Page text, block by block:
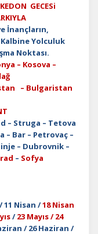
GECESi
İnançların,
Yolculuk
Noktası.
– Kosova –
– Bulgaristan
– Struga – Tetova
– Bar – Petrovaç –
– Dubrovnik –
– Sofya
11 Nisan /18 Nisan
/23 Mayıs / 24
/ 26 Haziran /